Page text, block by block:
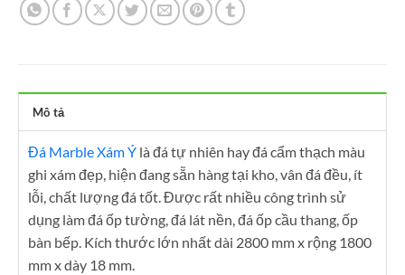
Mô tả
Đá Marble Xám Ý là đá tự nhiên hay đá cẩm thạch màu
ghi xám đẹp, hiện đang sẵn hàng tại kho, vân đá đều, ít
lỗi, chất lượng đá tốt. Được rất nhiều công trình sử
dụng làm đá ốp tường, đá lát nền, đá ốp cầu thang, ốp
bàn bếp. Kích thước lớn nhất dài 2800 mm x rộng 1800
mm x dày 18 mm.